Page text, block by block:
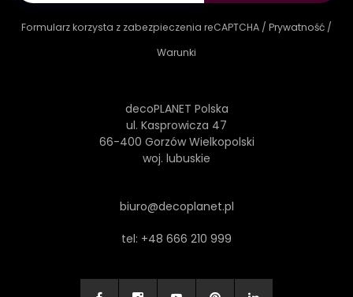
Formularz korzysta z zabezpieczenia reCAPTCHA / Prywatność /
Warunki
decoPLANET Polska
ul. Kasprowicza 47
66-400 Gorzów Wielkopolski
woj. lubuskie
biuro@decoplanet.pl
tel: +48 666 210 999